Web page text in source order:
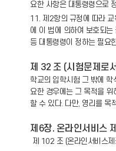
요한 사항은 대통령령으로
11. 제2항의 규정에 따라
에 이 법에 의하여 보호되는
등 대통령령이 정하는 필요
제 32 조 (시험문제로
학교의 입학시험 그 밖에
요한 경우에는 그 목적을 위
할 수 있다. 다만, 영리를 목
제6장. 온라인서비스
제 102 조 (온라인서비스